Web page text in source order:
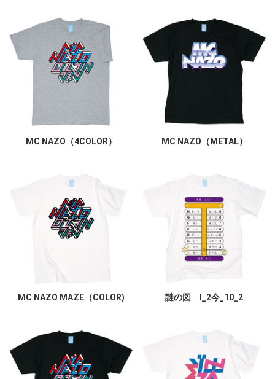
MC NAZO（4COLOR） MC NAZO（METAL）
MC NAZO MAZE（COLOR) 謎の図 I_2今_10_2